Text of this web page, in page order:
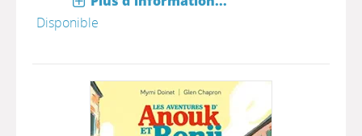
Disponible